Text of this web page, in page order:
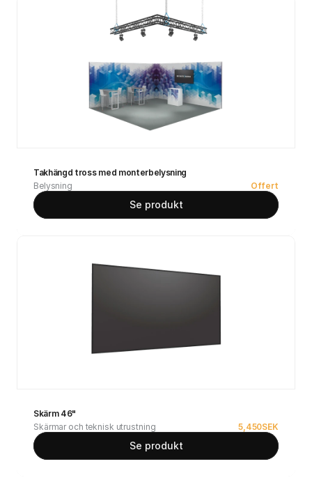
Takhängd tross med monterbelysning
Belysning
Offert
Se produkt
Skärm 46"
Skärmar och teknisk utrustning
5,450SEK
Se produkt